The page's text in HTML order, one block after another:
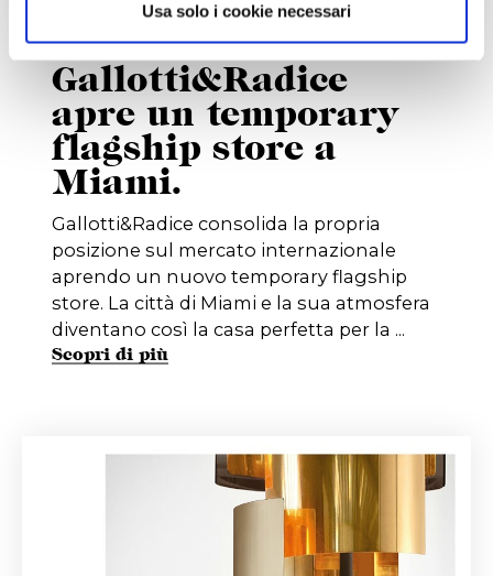
Usa solo i cookie necessari
20/09/2018
Gallotti&Radice
apre un temporary
flagship store a
Miami.
Gallotti&Radice consolida la propria
posizione sul mercato internazionale
aprendo un nuovo temporary flagship
store. La città di Miami e la sua atmosfera
diventano così la casa perfetta per la ...
Scopri di più